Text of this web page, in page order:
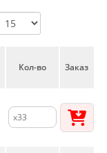
Кол-во Заказ